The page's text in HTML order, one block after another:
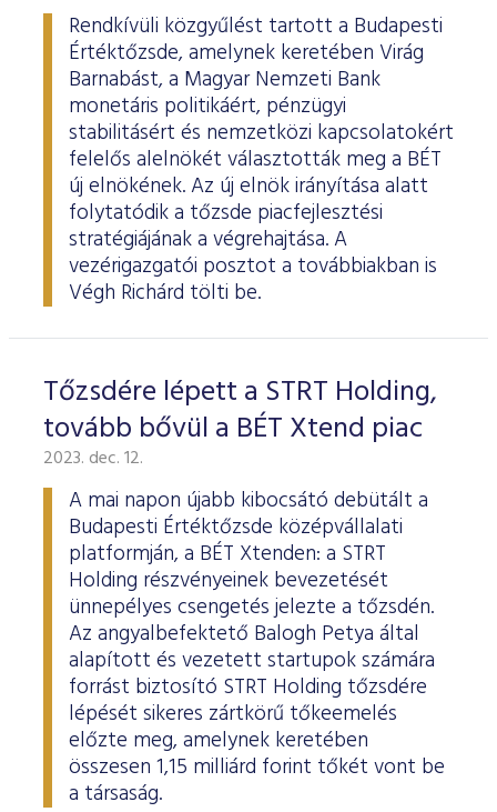
Rendkívüli közgyűlést tartott a Budapesti
Értéktőzsde, amelynek keretében Virág
Barnabást, a Magyar Nemzeti Bank
monetáris politikáért, pénzügyi
stabilitásért és nemzetközi kapcsolatokért
felelős alelnökét választották meg a BÉT
új elnökének. Az új elnök irányítása alatt
folytatódik a tőzsde piacfejlesztési
stratégiájának a végrehajtása. A
vezérigazgatói posztot a továbbiakban is
Végh Richárd tölti be.
Tőzsdére lépett a STRT Holding,
tovább bővül a BÉT Xtend piac
2023. dec. 12.
A mai napon újabb kibocsátó debütált a
Budapesti Értéktőzsde középvállalati
platformján, a BÉT Xtenden: a STRT
Holding részvényeinek bevezetését
ünnepélyes csengetés jelezte a tőzsdén.
Az angyalbefektető Balogh Petya által
alapított és vezetett startupok számára
forrást biztosító STRT Holding tőzsdére
lépését sikeres zártkörű tőkeemelés
előzte meg, amelynek keretében
összesen 1,15 milliárd forint tőkét vont be
a társaság.